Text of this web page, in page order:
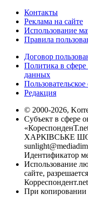
Контакты
Реклама на сайте
Использование
Правила
Договор
Политика в
данных
Редакция
© 2000-2026,
Субъект в сфере
ХАРКІВСЬКЕ
Идентификатор
Использование
сайте,
При копировании